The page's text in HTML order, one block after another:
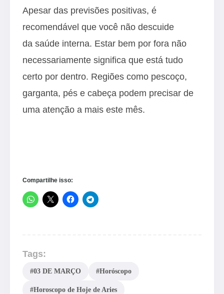
Apesar das previsões positivas, é
recomendável que você não descuide
da saúde interna. Estar bem por fora não
necessariamente significa que está tudo
certo por dentro. Regiões como pescoço,
garganta, pés e cabeça podem precisar de
uma atenção a mais este mês.
Compartilhe isso:
Tags:
#03 DE MARÇO #Horóscopo
#Horoscopo de Hoje de Aries